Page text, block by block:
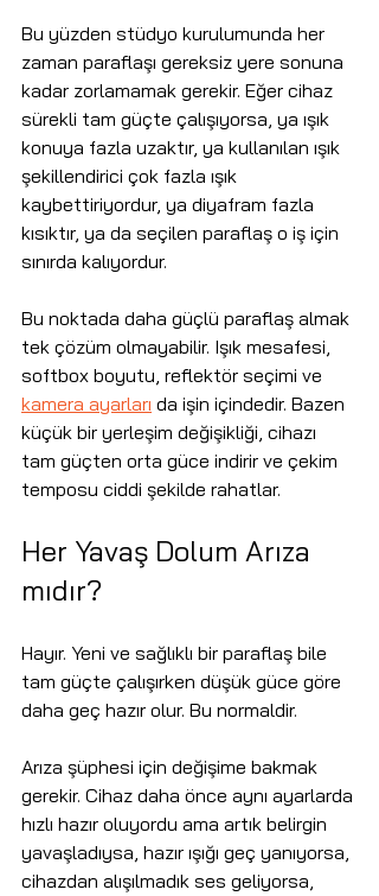
Bu yüzden stüdyo kurulumunda her
zaman paraflaşı gereksiz yere sonuna
kadar zorlamamak gerekir. Eğer cihaz
sürekli tam güçte çalışıyorsa, ya ışık
konuya fazla uzaktır, ya kullanılan ışık
şekillendirici çok fazla ışık
kaybettiriyordur, ya diyafram fazla
kısıktır, ya da seçilen paraflaş o iş için
sınırda kalıyordur.
Bu noktada daha güçlü paraflaş almak
tek çözüm olmayabilir. Işık mesafesi,
softbox boyutu, reflektör seçimi ve
kamera ayarları da işin içindedir. Bazen
küçük bir yerleşim değişikliği, cihazı
tam güçten orta güce indirir ve çekim
temposu ciddi şekilde rahatlar.
Her Yavaş Dolum Arıza
mıdır?
Hayır. Yeni ve sağlıklı bir paraflaş bile
tam güçte çalışırken düşük güce göre
daha geç hazır olur. Bu normaldir.
Arıza şüphesi için değişime bakmak
gerekir. Cihaz daha önce aynı ayarlarda
hızlı hazır oluyordu ama artık belirgin
yavaşladıysa, hazır ışığı geç yanıyorsa,
cihazdan alışılmadık ses geliyorsa,